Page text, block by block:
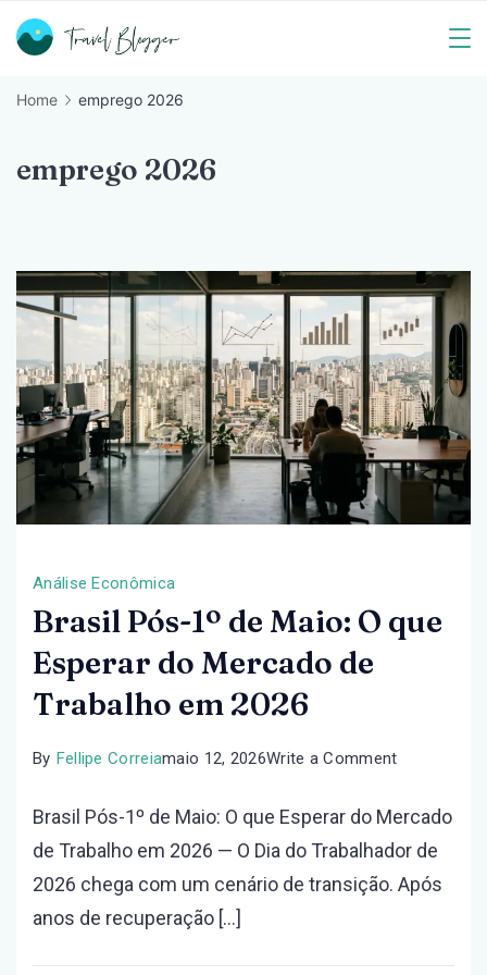
Skip
Blogger
Home emprego 2026
emprego 2026
Análise Econômica
Brasil Pós-1º de Maio: O que
Esperar do Mercado de
Trabalho em 2026
By Fellipe Correiamaio 12, 2026Write a Commenton
Pós-
1º
de
Brasil Pós-1º de Maio: O que Esperar do Mercado
de Trabalho em 2026 — O Dia do Trabalhador de
2026 chega com um cenário de transição. Após
anos de recuperação […]